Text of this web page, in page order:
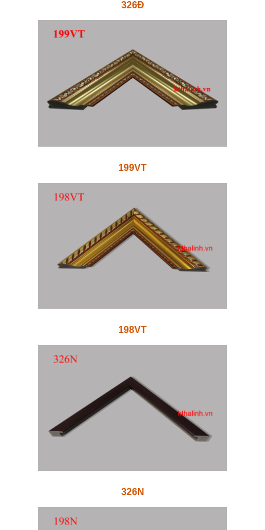
326Đ
199VT
198VT
326N